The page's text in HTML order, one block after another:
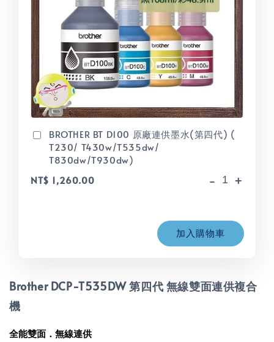
BROTHER BT D100 原廠連供墨水(第四代) (
T230/ T430w/T535dw/
T830dw/T930dw)
NT$ 1,260.00
- +
加入購物車
Brother DCP-T535DW 第四代 無線雙面連供複合
機
全能雙面．無線連供